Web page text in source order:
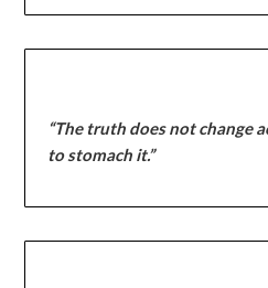
“The truth does not change
to stomach it.”